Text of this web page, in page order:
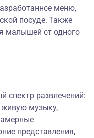
меню,
посуде. Также
малышей от одного
спектр развлечений:
живую музыку,
представления,